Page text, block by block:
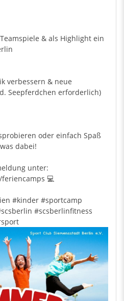
& als Highlight ein
verbessern & neue
Seepferdchen erforderlich)
oder einfach Spaß
dabei!
unter:
💻
#kinder #sportcamp
#scsberlinfitness